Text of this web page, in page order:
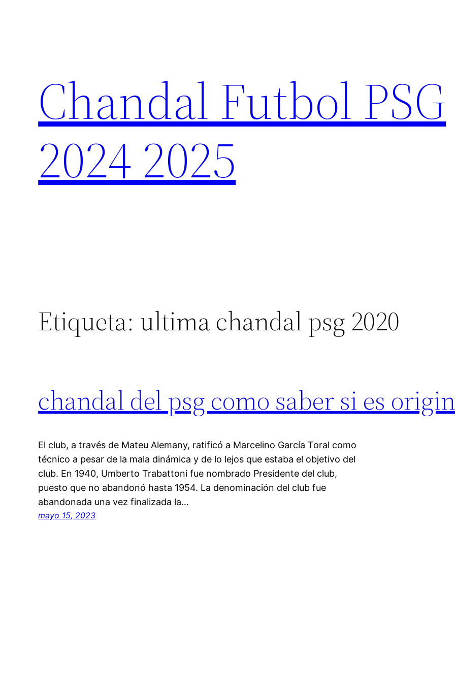
Chandal Futbol PSG
2024 2025
Etiqueta: ultima chandal psg 2020
chandal del psg como saber si es
El club, a través de Mateu Alemany, ratificó a Marcelino García Toral como
técnico a pesar de la mala dinámica y de lo lejos que estaba el objetivo del
club. En 1940, Umberto Trabattoni fue nombrado Presidente del club,
puesto que no abandonó hasta 1954. La denominación del club fue
abandonada una vez finalizada la…
mayo 15, 2023